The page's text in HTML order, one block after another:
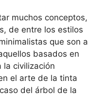
muchos conceptos,
de entre los estilos
que son a
basados en
la civilización
el arte de la tinta
del árbol de la